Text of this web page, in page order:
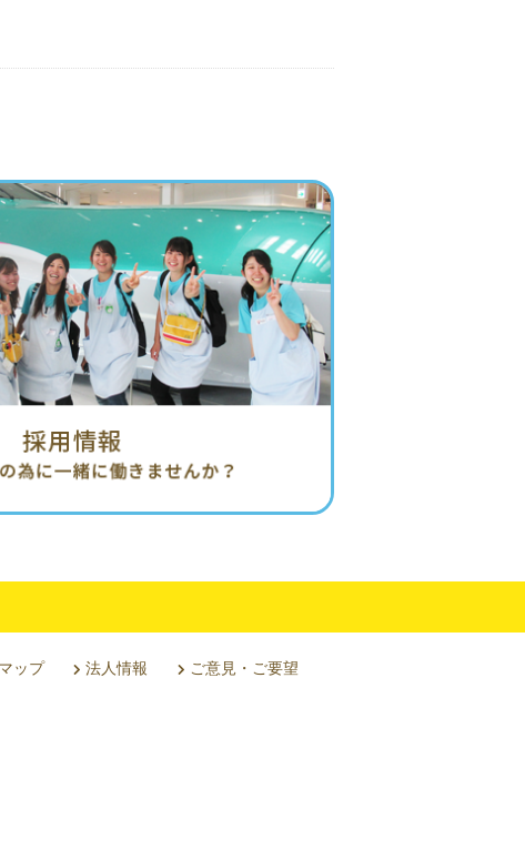
ップ 法人情報 ご意見・ご要望